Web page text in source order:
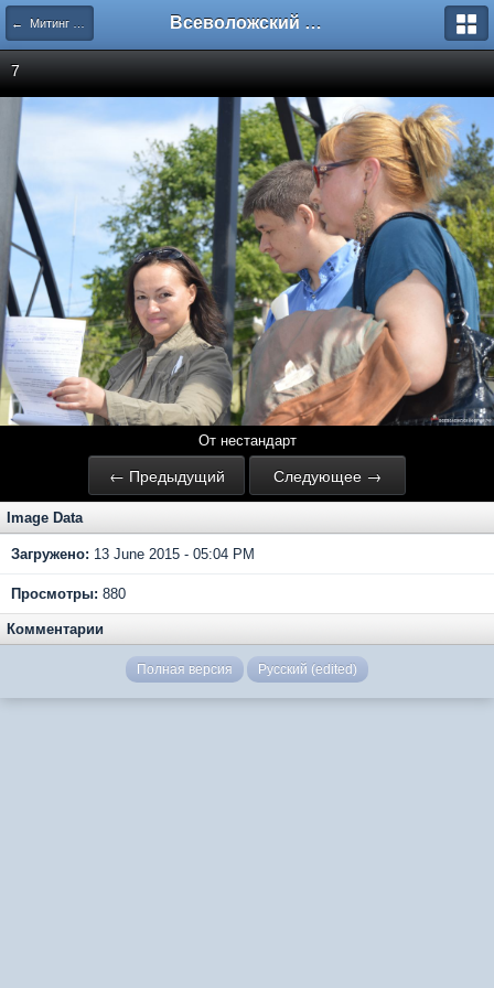
← Митинг За зеленый Всеволожск Всеволожский форум
7
От нестандарт
← Предыдущий Следующее →
Image Data
Загружено: 13 June 2015 - 05:04 PM
Просмотры: 880
Комментарии
Полная версия Русский (edited)